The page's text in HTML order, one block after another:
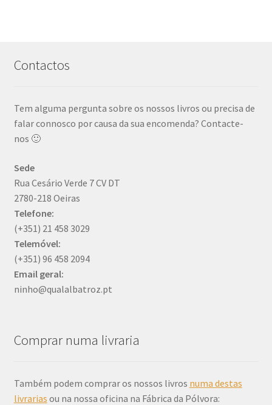
Contactos
Tem alguma pergunta sobre os nossos livros ou precisa de
falar connosco por causa da sua encomenda? Contacte-
nos 🙂
Sede
Rua Cesário Verde 7 CV DT
2780-218 Oeiras
Telefone:
(+351) 21 458 3029
Telemóvel:
(+351) 96 458 2094
Email geral:
ninho@qualalbatroz.pt
Comprar numa livraria
Também podem comprar os nossos livros numa destas
livrarias ou na nossa oficina na Fábrica da Pólvora: